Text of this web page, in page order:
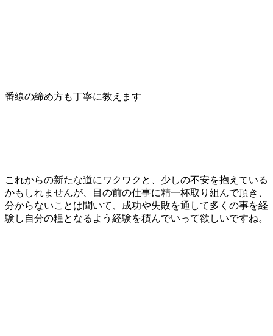
番線の締め方も丁寧に教えます
これからの新たな道にワクワクと、少しの不安を抱えている
かもしれませんが、目の前の仕事に精一杯取り組んで頂き、
分からないことは聞いて、成功や失敗を通して多くの事を経
験し自分の糧となるよう経験を積んでいって欲しいですね。